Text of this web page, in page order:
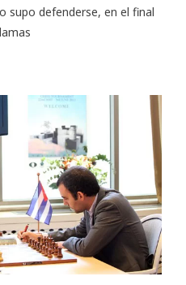
supo defenderse, en el final